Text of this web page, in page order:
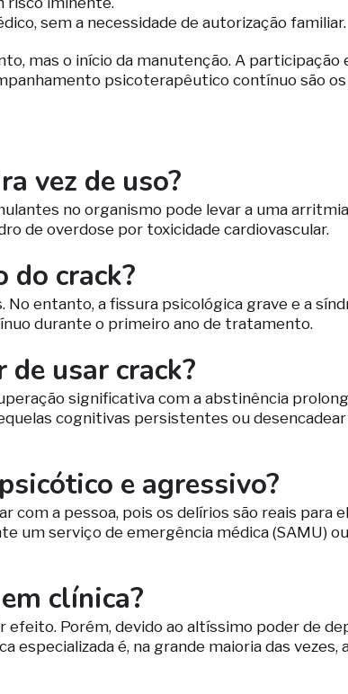
sem a necessidade de autorização familiar.
mas o início da manutenção. A
psicoterapêutico contínuo são
vez de uso?
no organismo pode levar a uma
de overdose por toxicidade cardiovascular.
do crack?
No entanto, a fissura psicológica grave e a
durante o primeiro ano de tratamento.
usar crack?
significativa com a abstinência
cognitivas persistentes ou
e agressivo?
a pessoa, pois os delírios são reais para
um serviço de emergência médica (SAMU)
clínica?
Porém, devido ao altíssimo poder de
é, na grande maioria das vezes,